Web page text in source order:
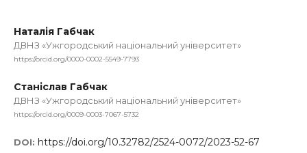
Наталія Габчак
ДВНЗ «Ужгородський національний університет»
https://orcid.org/0000-0002-5549-7793
Станіслав Габчак
ДВНЗ «Ужгородський національний університет»
https://orcid.org/0009-0003-7067-5732
DOI: https://doi.org/10.32782/2524-0072/2023-52-67